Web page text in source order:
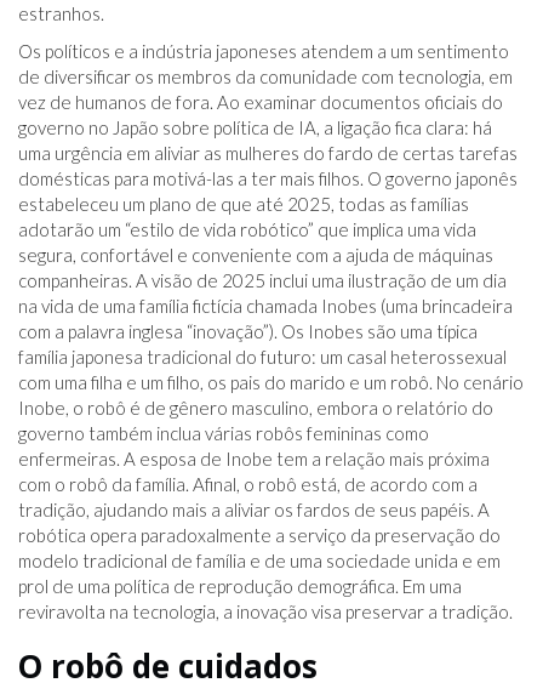
estranhos.
Os políticos e a indústria japoneses atendem a um sentimento
de diversificar os membros da comunidade com tecnologia, em
vez de humanos de fora. Ao examinar documentos oficiais do
governo no Japão sobre política de IA, a ligação fica clara: há
uma urgência em aliviar as mulheres do fardo de certas tarefas
domésticas para motivá-las a ter mais filhos. O governo japonês
estabeleceu um plano de que até 2025, todas as famílias
adotarão um “estilo de vida robótico” que implica uma vida
segura, confortável e conveniente com a ajuda de máquinas
companheiras. A visão de 2025 inclui uma ilustração de um dia
na vida de uma família fictícia chamada Inobes (uma brincadeira
com a palavra inglesa “inovação”). Os Inobes são uma típica
família japonesa tradicional do futuro: um casal heterossexual
com uma filha e um filho, os pais do marido e um robô. No cenário
Inobe, o robô é de gênero masculino, embora o relatório do
governo também inclua várias robôs femininas como
enfermeiras. A esposa de Inobe tem a relação mais próxima
com o robô da família. Afinal, o robô está, de acordo com a
tradição, ajudando mais a aliviar os fardos de seus papéis. A
robótica opera paradoxalmente a serviço da preservação do
modelo tradicional de família e de uma sociedade unida e em
prol de uma política de reprodução demográfica. Em uma
reviravolta na tecnologia, a inovação visa preservar a tradição.
O robô de cuidados